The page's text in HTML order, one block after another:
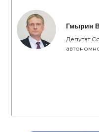
Гмырин
Депутат